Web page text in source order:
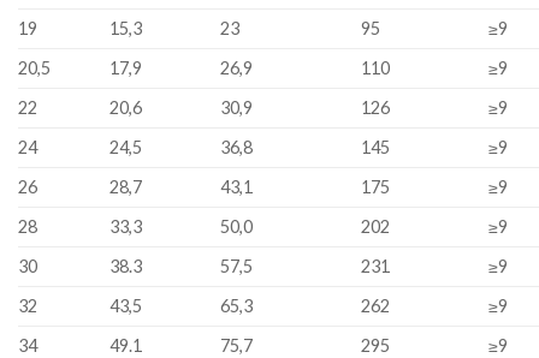
19 15,3 23 95
≥9
20,5
17,9 26,9 110
≥9
22
20,6 30,9 126
≥9
24
24,5 36,8 145
≥9
26
28,7 43,1 175
≥9
28
33,3 50,0 202
≥9
30
38.3 57,5 231
≥9
32
43,5 65,3 262
≥9
34
49.1 75,7 295
≥9